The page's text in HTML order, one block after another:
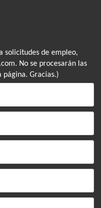
solicitudes de empleo,
No se procesarán las
página. Gracias.)